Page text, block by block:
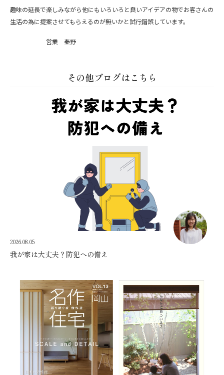
趣味の延長で楽しみながら他にもいろいろと良いアイデアの物でお客さんの
生活の為に提案させてもらえるのが無いかと試行錯誤しています。
営業 秦野
その他ブログはこちら
2026.08.05
我が家は大丈夫？防犯への備え